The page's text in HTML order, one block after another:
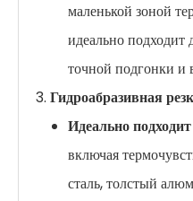
маленькой зоной
идеально подходит
точной подгонки и
Гидроабразивная
Идеально
включая
сталь, толстый